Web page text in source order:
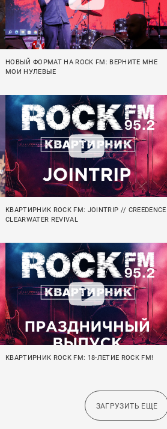
НОВЫЙ ФОРМАТ НА ROCK FM: ВЕРНИТЕ МНЕ
МОИ НУЛЕВЫЕ
КВАРТИРНИК ROCK FM: JOINTRIP // CREEDENCE
CLEARWATER REVIVAL
КВАРТИРНИК ROCK FM: 18-ЛЕТИЕ ROCK FM!
ЗАГРУЗИТЬ ЕЩЕ